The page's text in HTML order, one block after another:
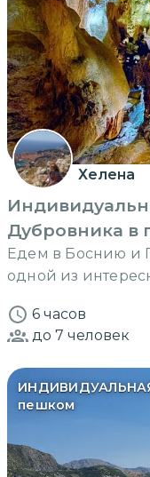
Хелена
Дубровника в
Едем в Боснию и
одной из
6 часов
до 7 человек
пешком